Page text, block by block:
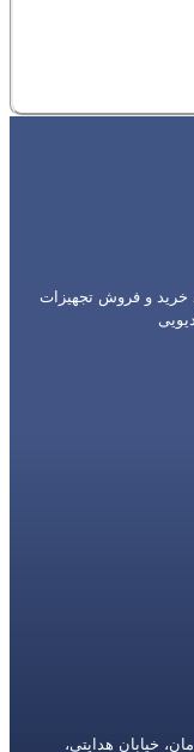
خرید و فروش تجهیزات
خیابان هدایتی،